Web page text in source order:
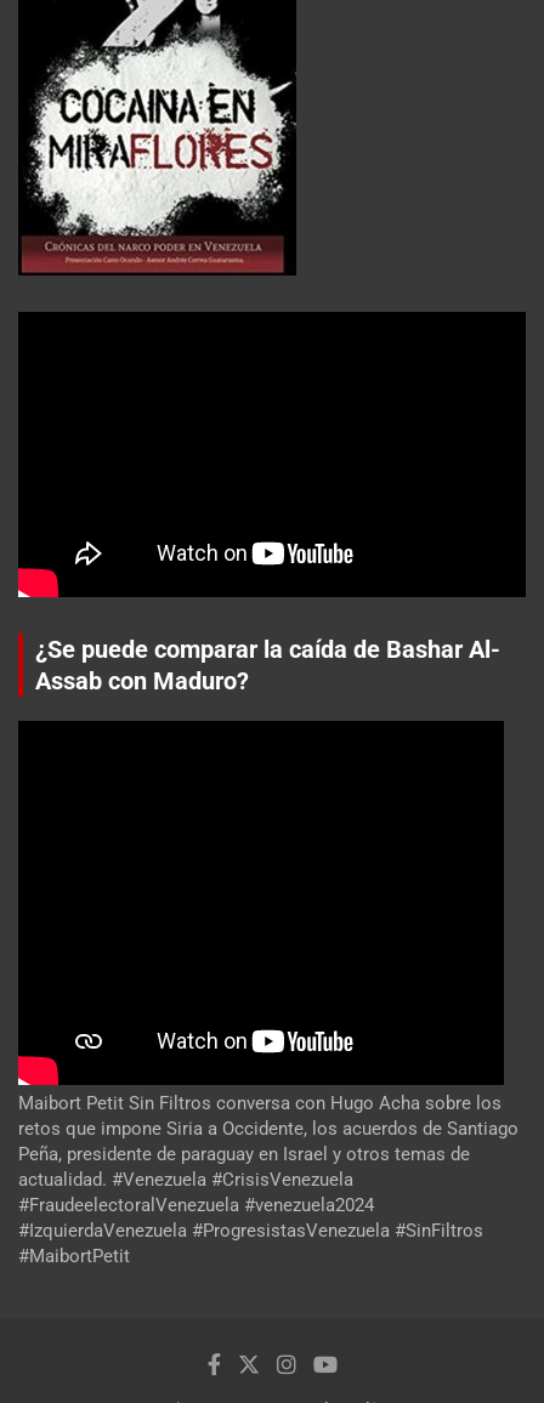
¿Se puede comparar la caída de Bashar Al-
Assab con Maduro?
Maibort Petit Sin Filtros conversa con Hugo Acha sobre los
retos que impone Siria a Occidente, los acuerdos de Santiago
Peña, presidente de paraguay en Israel y otros temas de
actualidad. #Venezuela #CrisisVenezuela
#FraudeelectoralVenezuela #venezuela2024
#IzquierdaVenezuela #ProgresistasVenezuela #SinFiltros
#MaibortPetit